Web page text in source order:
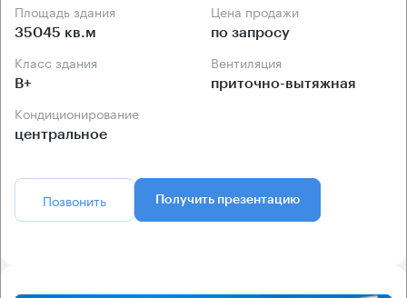
Площадь здания
35045 кв.м
Цена продажи
по запросу
Класс здания
B+
Вентиляция
приточно-вытяжная
Кондиционирование
центральное
Позвонить Получить презентацию